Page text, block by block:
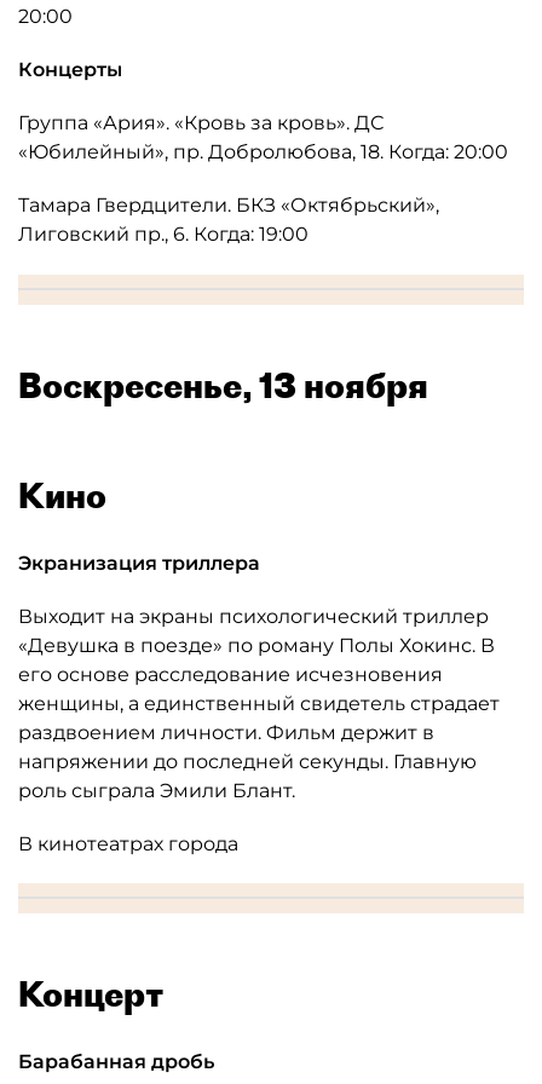
20:00
Концерты
Группа «Ария». «Кровь за кровь». ДС
«Юбилейный», пр. Добролюбова, 18. Когда: 20:00
Тамара Гвердцители. БКЗ «Октябрьский»,
Лиговский пр., 6. Когда: 19:00
Воскресенье, 13 ноября
Кино
Экранизация триллера
Выходит на экраны психологический триллер
«Девушка в поезде» по роману Полы Хокинс. В
его основе расследование исчезновения
женщины, а единственный свидетель страдает
раздвоением личности. Фильм держит в
напряжении до последней секунды. Главную
роль сыграла Эмили Блант.
В кинотеатрах города
Концерт
Барабанная дробь